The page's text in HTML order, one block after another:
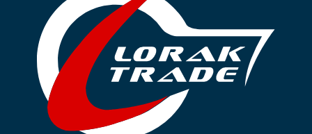
Руль 		Lorak Steel
Вынос 		Steel
Подседельный
Zoom Steel
Седло 	Lorak Junior
Педали 		пластик